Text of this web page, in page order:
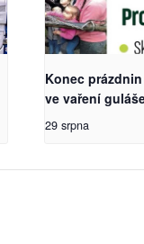
Konec
ve vaření
29 srpna